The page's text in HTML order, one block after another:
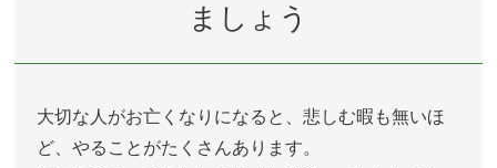
ましょう
大切な人がお亡くなりになると、悲しむ暇も無いほ
ど、やることがたくさんあります。